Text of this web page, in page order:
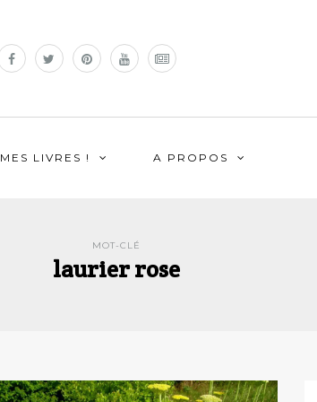
MES LIVRES ! A PROPOS
MOT-CLÉ
laurier rose